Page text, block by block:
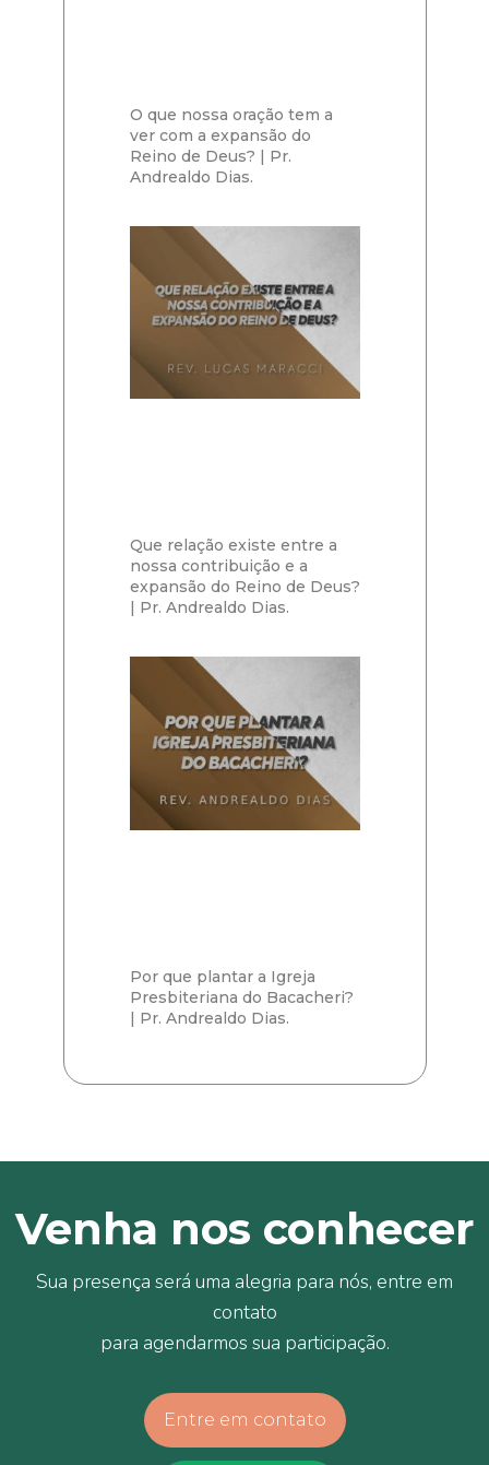
O que nossa oração tem a
ver com a expansão do
Reino de Deus? | Pr.
Andrealdo Dias.
Que relação existe entre a
nossa contribuição e a
expansão do Reino de Deus?
| Pr. Andrealdo Dias.
Por que plantar a Igreja
Presbiteriana do Bacacheri?
| Pr. Andrealdo Dias.
Venha nos conhecer
Sua presença será uma alegria para nós, entre em
contato
para agendarmos sua participação.
Entre em contato